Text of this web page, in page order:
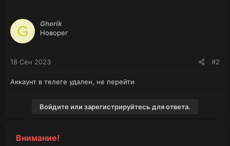
G
Ghorik
Новорег
18 Сен 2023 #2
Аккаунт в телеге удален, не перейти
Войдите или зарегистрируйтесь для ответа.
Внимание!